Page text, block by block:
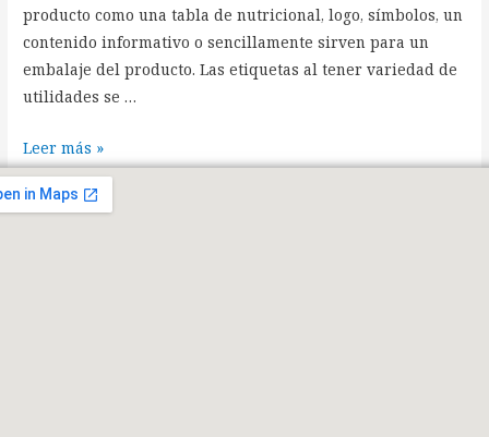
producto como una tabla de nutricional, logo, símbolos, un
contenido informativo o sencillamente sirven para un
embalaje del producto. Las etiquetas al tener variedad de
utilidades se …
Leer más »